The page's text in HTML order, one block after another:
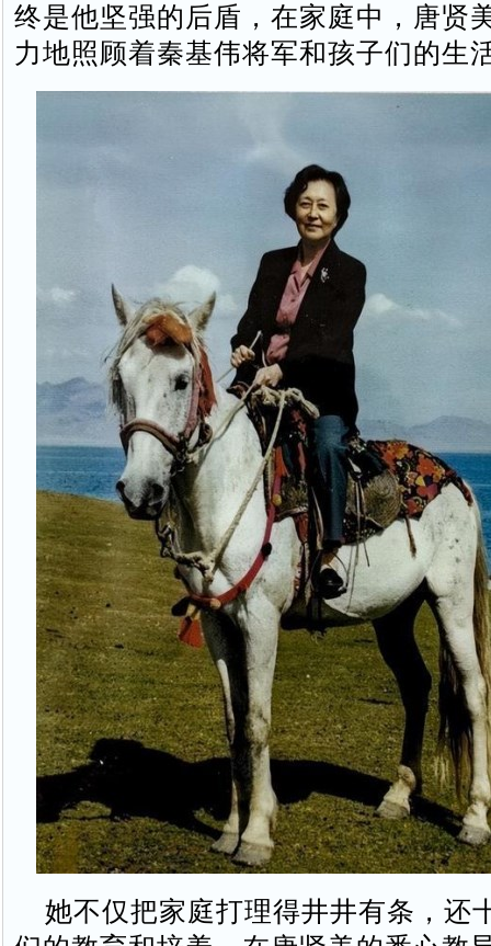
终是他坚强的后盾，在家庭中，唐贤
力地照顾着秦基伟将军和孩子们的生
她不仅把家庭打理得井井有条，还